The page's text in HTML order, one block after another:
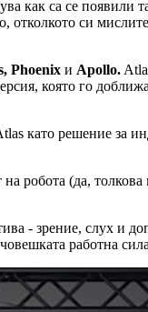
как са се
си
Phoenix и Apollo.
която го
като решение за
робота (да,
- зрение, слух и
работна